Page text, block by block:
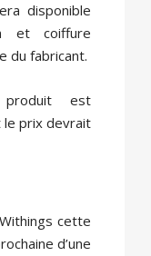
disponible
et coiffure
du fabricant.
produit est
le prix devrait
cette
d’une